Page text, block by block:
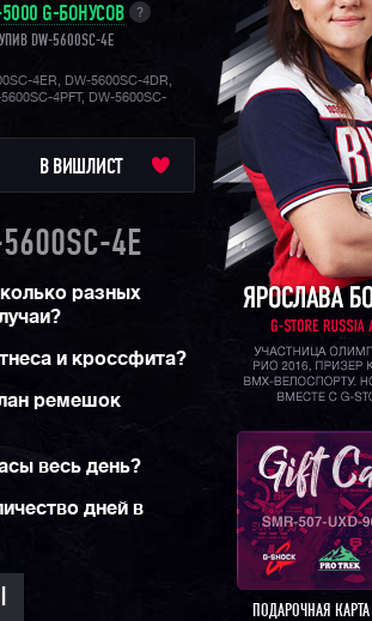
G-БОНУСОВ
DW-5600SC-4E
?
4ER, DW-5600SC-4DR,
4PFT, DW-5600SC-
В ВИШЛИСТ
5600SC-4E
разных
и кроссфита?
ремешок
весь день?
дней в
ПОДАРОЧНАЯ КАРТА